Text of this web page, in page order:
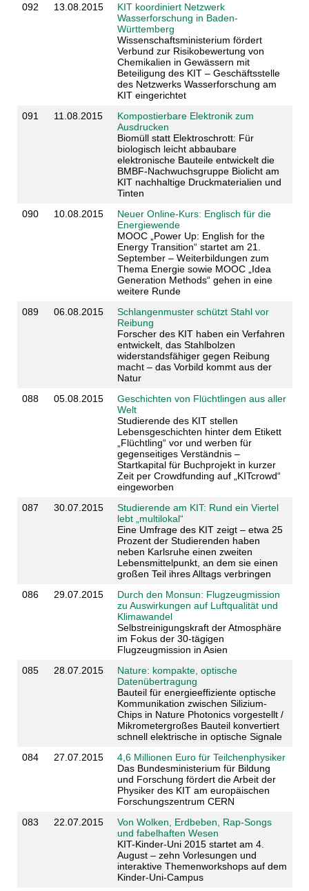
092
13.08.2015
KIT koordiniert Netzwerk
Wasserforschung in Baden-
Württemberg
Wissenschaftsministerium fördert
Verbund zur Risikobewertung von
Chemikalien in Gewässern mit
Beteiligung des KIT – Geschäftsstelle
des Netzwerks Wasserforschung am
KIT eingerichtet
091
11.08.2015
Kompostierbare Elektronik zum
Ausdrucken
Biomüll statt Elektroschrott: Für
biologisch leicht abbaubare
elektronische Bauteile entwickelt die
BMBF-Nachwuchsgruppe Biolicht am
KIT nachhaltige Druckmaterialien und
Tinten
090
10.08.2015
Neuer Online-Kurs: Englisch für die
Energiewende
MOOC „Power Up: English for the
Energy Transition“ startet am 21.
September – Weiterbildungen zum
Thema Energie sowie MOOC „Idea
Generation Methods“ gehen in eine
weitere Runde
089
06.08.2015
Schlangenmuster schützt Stahl vor
Reibung
Forscher des KIT haben ein Verfahren
entwickelt, das Stahlbolzen
widerstandsfähiger gegen Reibung
macht – das Vorbild kommt aus der
Natur
088
05.08.2015
Geschichten von Flüchtlingen aus aller
Welt
Studierende des KIT stellen
Lebensgeschichten hinter dem Etikett
„Flüchtling“ vor und werben für
gegenseitiges Verständnis –
Startkapital für Buchprojekt in kurzer
Zeit per Crowdfunding auf „KITcrowd“
eingeworben
087
30.07.2015
Studierende am KIT: Rund ein Viertel
lebt „multilokal“
Eine Umfrage des KIT zeigt – etwa 25
Prozent der Studierenden haben
neben Karlsruhe einen zweiten
Lebensmittelpunkt, an dem sie einen
großen Teil ihres Alltags verbringen
086
29.07.2015
Durch den Monsun: Flugzeugmission
zu Auswirkungen auf Luftqualität und
Klimawandel
Selbstreinigungskraft der Atmosphäre
im Fokus der 30-tägigen
Flugzeugmission in Asien
085
28.07.2015
Nature: kompakte, optische
Datenübertragung
Bauteil für energieeffiziente optische
Kommunikation zwischen Silizium-
Chips in Nature Photonics vorgestellt /
Mikrometergroßes Bauteil konvertiert
schnell elektrische in optische Signale
084
27.07.2015
4,6 Millionen Euro für Teilchenphysiker
Das Bundesministerium für Bildung
und Forschung fördert die Arbeit der
Physiker des KIT am europäischen
Forschungszentrum CERN
083
22.07.2015
Von Wolken, Erdbeben, Rap-Songs
und fabelhaften Wesen
KIT-Kinder-Uni 2015 startet am 4.
August – zehn Vorlesungen und
interaktive Themenworkshops auf dem
Kinder-Uni-Campus